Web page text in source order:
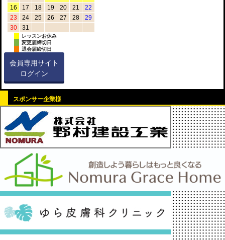
16
17 18 19 20 21
22
23
24 25 26 27 28
29
30
31
レッスンお休み
変更届締切日
退会届締切日
会員専用サイト
ログイン
スポンサー企業様